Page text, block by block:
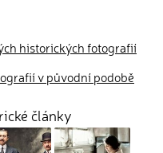
historických fotografií
v původní podobě
články